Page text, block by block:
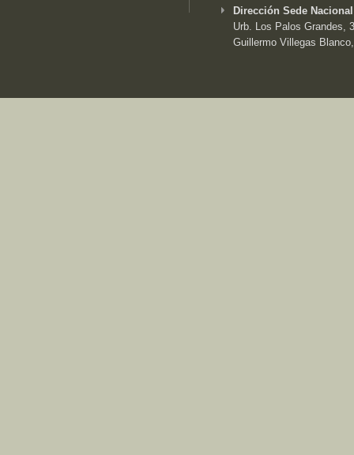
Dirección Sede
Urb. Los Palos Grandes,
Guillermo Villegas